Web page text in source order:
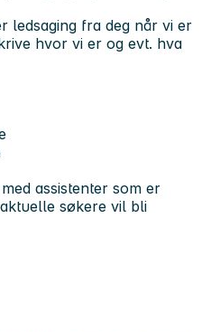
ledsaging fra deg når vi er
hvor vi er og evt. hva
assistenter som er
søkere vil bli